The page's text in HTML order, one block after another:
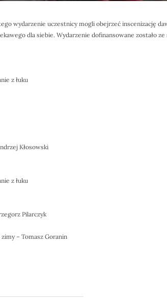
wydarzenie uczestnicy mogli obejrzeć inscenizację
dla siebie. Wydarzenie dofinansowane zostało
z łuku
Kłosowski
z łuku
Pilarczyk
– Tomasz Goranin